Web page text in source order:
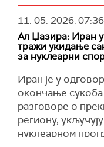
разматра
подршке,
одговорио.
"Апсолутно. И
Доналду Трампу",
Он је
смањи америчку
односно
11. 05. 2026.07:36
Ал Џазира: Иран
тражи укидање
за нуклеарни
Иран је у
окончање
разговоре о
региону,
нуклеарном